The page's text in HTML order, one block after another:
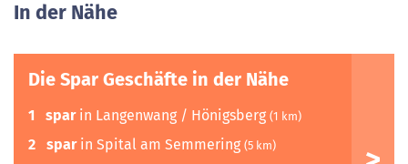
In der Nähe
Die Spar Geschäfte in der Nähe
1 sparin Langenwang / Hönigsberg (1 km)
2 sparin Spital am Semmering (5 km)